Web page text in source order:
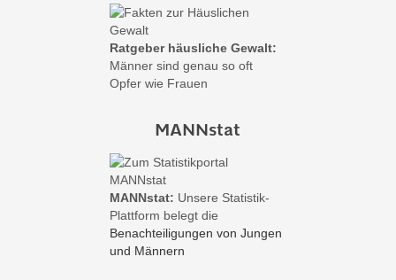
Ratgeber häusliche Gewalt:
Männer sind genau so oft
Opfer wie Frauen
MANNstat
MANNstat: Unsere Statistik-
Plattform belegt die
Benachteiligungen von Jungen
und Männern